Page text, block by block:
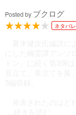
Posted by ブクログ
ネタバレ